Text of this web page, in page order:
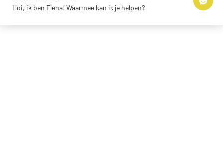
© 2026 Escape Tours
Hoi, ik ben Elena! Waarmee kan ik je helpen?